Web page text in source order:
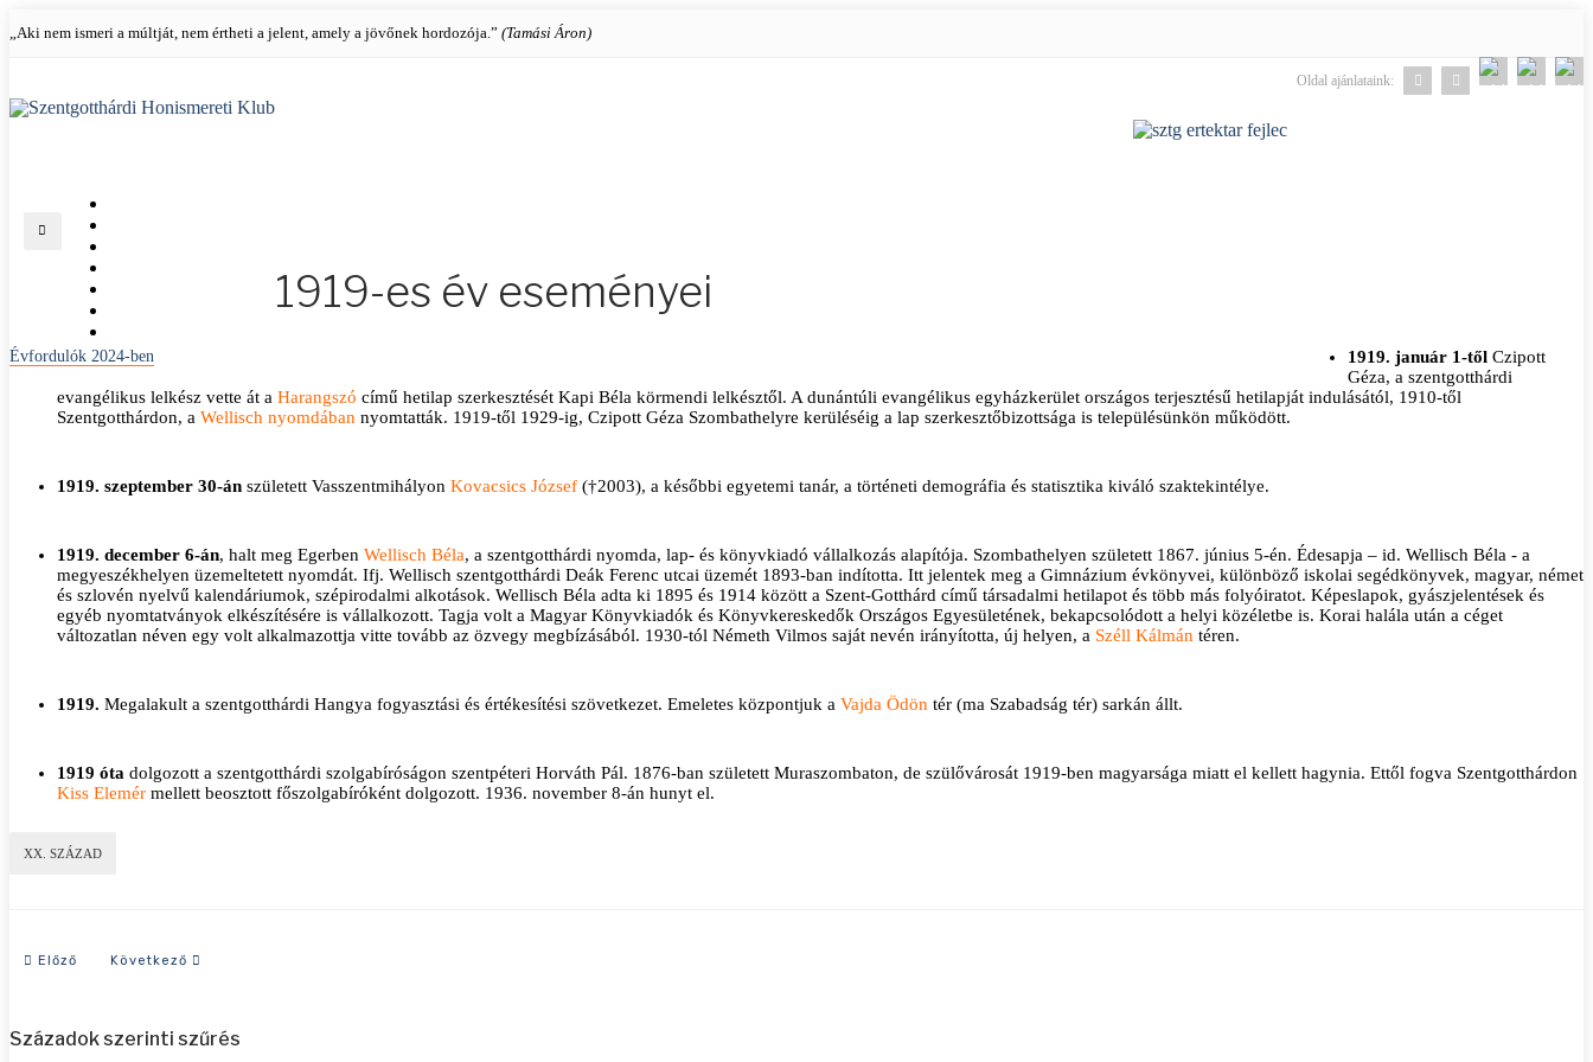
„Aki nem ismeri a múltját, nem értheti a jelent, amely a jövőnek hordozója.” (Tamási Áron)
Oldal ajánlataink:
Évfordulók 2024-ben
1919-es év eseményei
1919. január 1-tőlCzipott
Géza, a szentgotthárdi
evangélikus lelkész vette át a Harangszó című hetilap szerkesztését Kapi Béla körmendi lelkésztől. A dunántúli evangélikus egyházkerület országos terjesztésű hetilapját indulásától, 1910-től
Szentgotthárdon, a Wellisch nyomdában nyomtatták. 1919-től 1929-ig, Czipott Géza Szombathelyre kerüléséig a lap szerkesztőbizottsága is településünkön működött.
1919. szeptember 30-án született Vasszentmihályon Kovacsics József (†2003), a későbbi egyetemi tanár, a történeti demográfia és statisztika kiváló szaktekintélye.
1919. december 6-án, halt meg Egerben Wellisch Béla, a szentgotthárdi nyomda, lap- és könyvkiadó vállalkozás alapítója. Szombathelyen született 1867. június 5-én. Édesapja – id. Wellisch Béla - a
megyeszékhelyen üzemeltetett nyomdát. Ifj. Wellisch szentgotthárdi Deák Ferenc utcai üzemét 1893-ban indította. Itt jelentek meg a Gimnázium évkönyvei, különböző iskolai segédkönyvek, magyar, német
és szlovén nyelvű kalendáriumok, szépirodalmi alkotások. Wellisch Béla adta ki 1895 és 1914 között a Szent-Gotthárd című társadalmi hetilapot és több más folyóiratot. Képeslapok, gyászjelentések és
egyéb nyomtatványok elkészítésére is vállalkozott. Tagja volt a Magyar Könyvkiadók és Könyvkereskedők Országos Egyesületének, bekapcsolódott a helyi közéletbe is. Korai halála után a céget
változatlan néven egy volt alkalmazottja vitte tovább az özvegy megbízásából. 1930-tól Németh Vilmos saját nevén irányította, új helyen, a Széll Kálmán téren.
1919. Megalakult a szentgotthárdi Hangya fogyasztási és értékesítési szövetkezet. Emeletes központjuk a Vajda Ödön tér (ma Szabadság tér) sarkán állt.
1919 óta dolgozott a szentgotthárdi szolgabíróságon szentpéteri Horváth Pál. 1876-ban született Muraszombaton, de szülővárosát 1919-ben magyarsága miatt el kellett hagynia. Ettől fogva Szentgotthárdon
Kiss Elemér mellett beosztott főszolgabíróként dolgozott. 1936. november 8-án hunyt el.
XX. SZÁZAD
Előző cikk: 1924-es év eseményei
Előző Következő cikk: 1914-es év eseményei
Következő
Századok szerinti szűrés